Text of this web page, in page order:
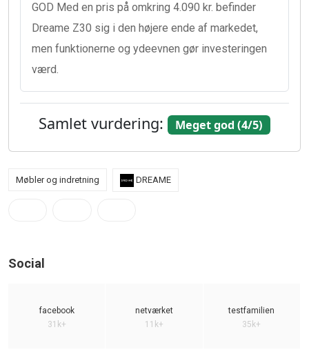
GOD Med en pris på omkring 4.090 kr. befinder
Dreame Z30 sig i den højere ende af markedet,
men funktionerne og ydeevnen gør investeringen
værd.
Samlet vurdering: Meget god (4/5)
Møbler og indretning DREAME
Social
facebook
31k+
netværket
11k+
testfamilien
35k+